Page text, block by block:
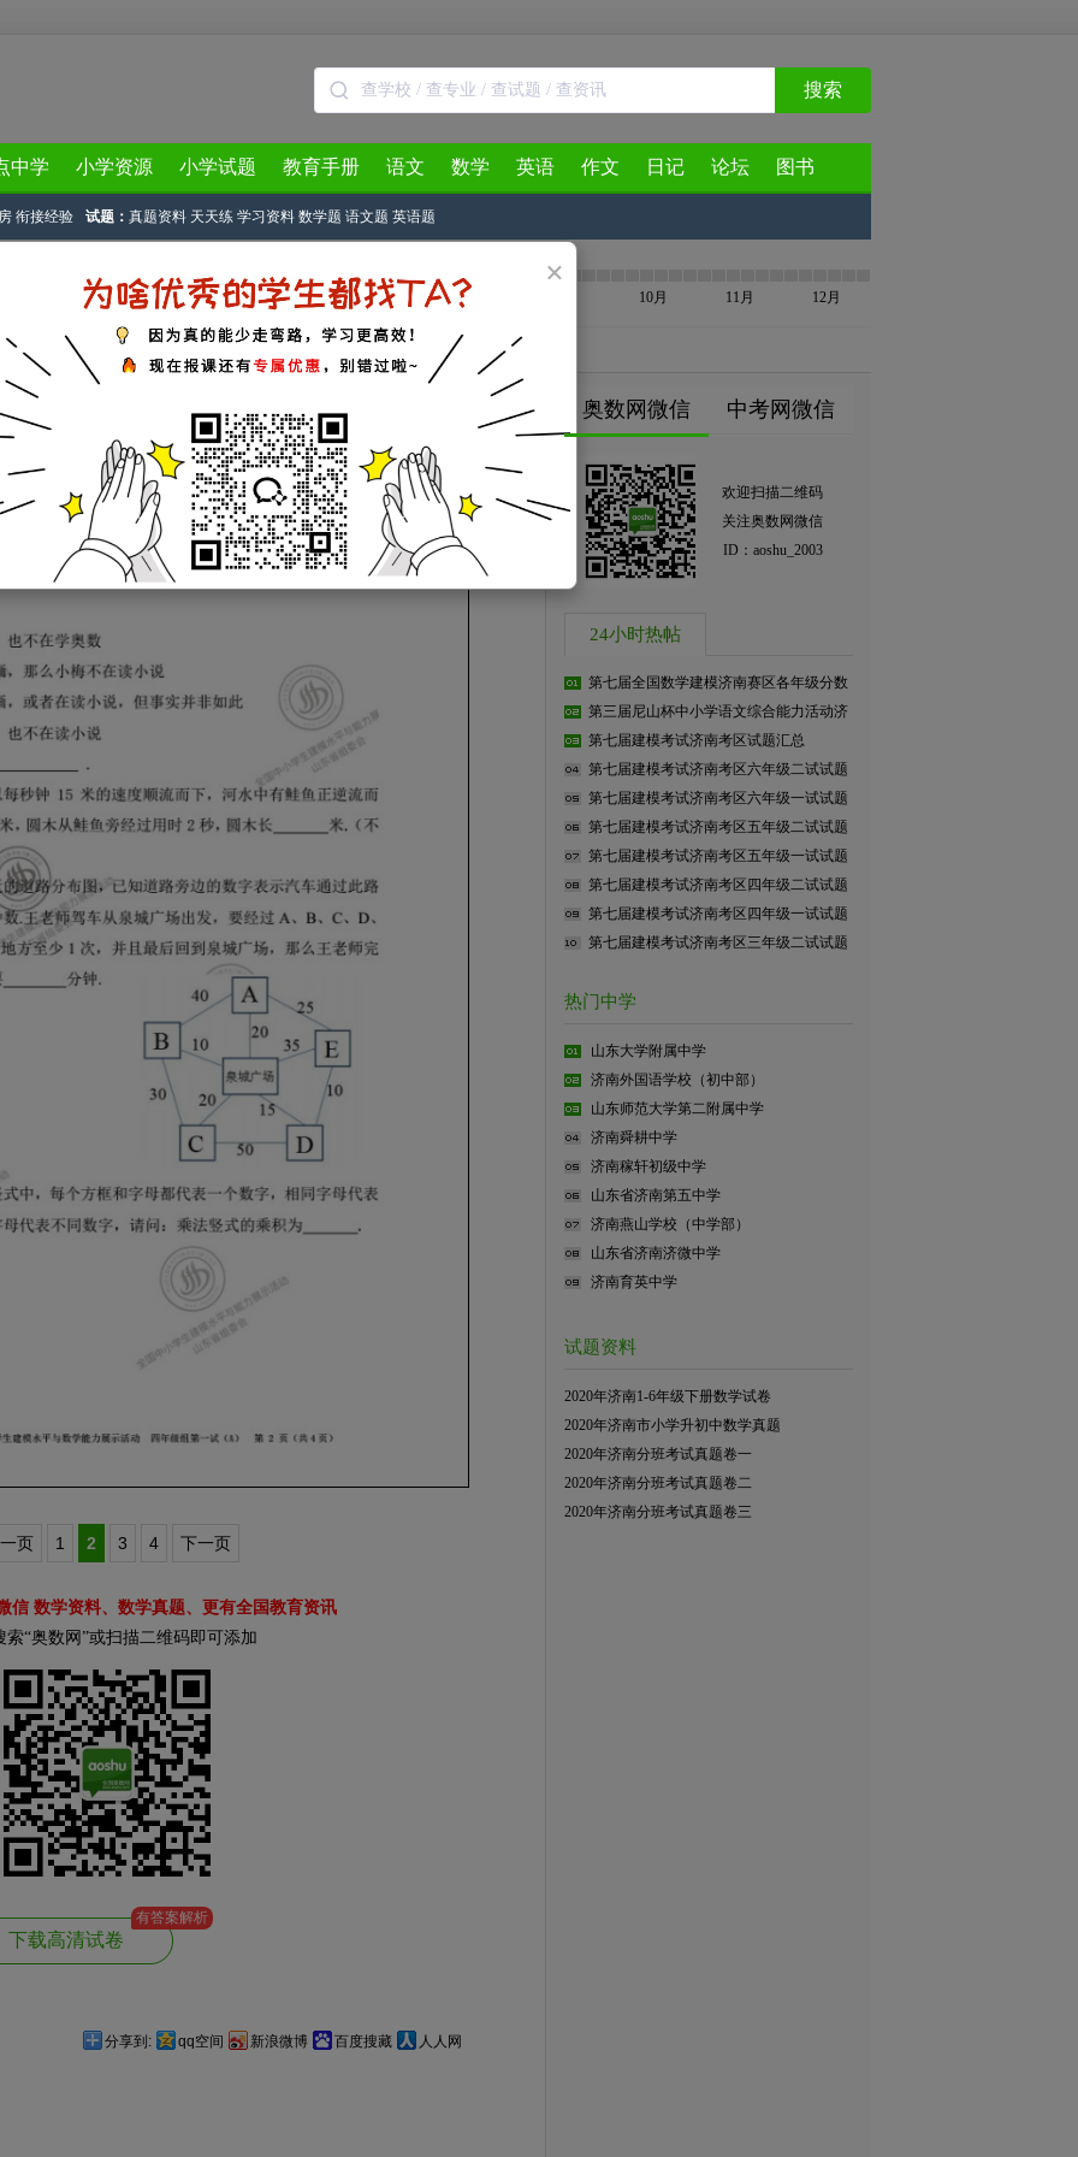
×
搜索
中学 小学资源 小学试题 教育手册 语文 数学 英语 作文 日记 论坛 图书
衔接经验 试题： 真题资料 天天练 学习资料 数学题 语文题 英语题
4月 5月 6月 7月 10月 11月 12月
济南考区四年级一试试题A卷(2)
家长帮 作者：荣轩 2017-12-04 15:14:12
页 1 2 3 4 下一页
信 数学资料、数学真题、更有全国教育资讯
索“奥数网”或扫描二维码即可添加
下载高清试卷
有答案解析
分享到: qq空间 新浪微博 百度搜藏 人人网
奥数网微信 中考网微信
欢迎扫描二维码
关注奥数网微信
ID：aoshu_2003
24小时热帖
第七届全国数学建模济南赛区各年级分数
第三届尼山杯中小学语文综合能力活动济
第七届建模考试济南考区试题汇总
第七届建模考试济南考区六年级二试试题
第七届建模考试济南考区六年级一试试题
第七届建模考试济南考区五年级二试试题
第七届建模考试济南考区五年级一试试题
第七届建模考试济南考区四年级二试试题
第七届建模考试济南考区四年级一试试题
第七届建模考试济南考区三年级二试试题
热门中学
山东大学附属中学
济南外国语学校（初中部）
山东师范大学第二附属中学
济南舜耕中学
济南稼轩初级中学
山东省济南第五中学
济南燕山学校（中学部）
山东省济南济微中学
济南育英中学
试题资料
2020年济南1-6年级下册数学试卷
2020年济南市小学升初中数学真题
2020年济南分班考试真题卷一
2020年济南分班考试真题卷二
2020年济南分班考试真题卷三